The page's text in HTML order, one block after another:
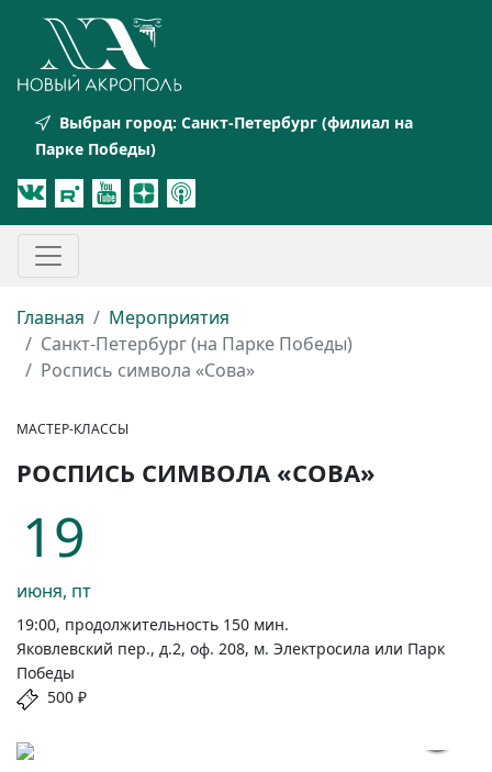
Выбран город: Санкт-Петербург (филиал на
Парке Победы)
Главная
Мероприятия
Санкт-Петербург (на Парке Победы)
Роспись символа «Сова»
МАСТЕР-КЛАССЫ
РОСПИСЬ СИМВОЛА «СОВА»
19
июня, пт
19:00, продолжительность 150 мин.
Яковлевский пер., д.2, оф. 208, м. Электросила или Парк
Победы
500 ₽